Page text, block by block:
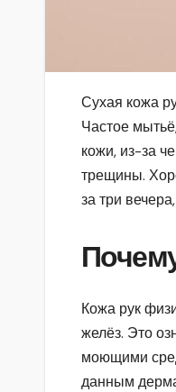
Сухая кожа
Частое
кожи, из-за
трещины.
за три
Кожа рук
желёз. Это
моющими
данным